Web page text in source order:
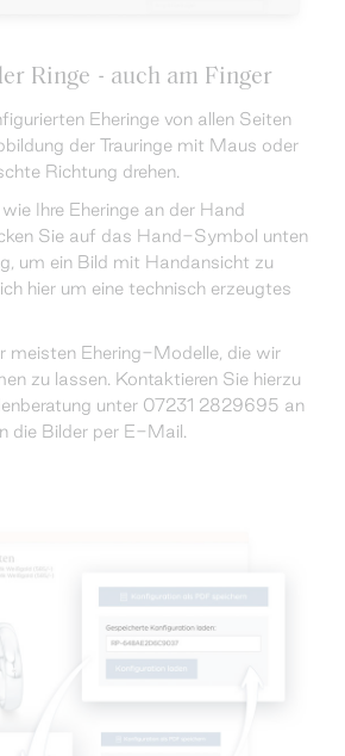
Ringe - auch am Finger
Eheringe von allen Seiten
der Trauringe mit Maus oder
Richtung drehen.
Ihre Eheringe an der Hand
Sie auf das Hand-Symbol unten
um ein Bild mit Handansicht zu
hier um eine technisch erzeugtes
meisten Ehering-Modelle, die wir
zu lassen. Kontaktieren Sie hierzu
unter 07231 2829695 an
die Bilder per E-Mail.